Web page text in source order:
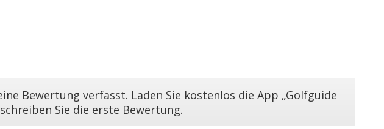
Bewertung verfasst. Laden Sie kostenlos die App „Golfguide
Sie die erste Bewertung.